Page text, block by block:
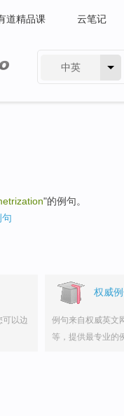
道精品课 云笔记
中英
"的例句。
以边
权威
例句来自权威英文
等，提供最专业的